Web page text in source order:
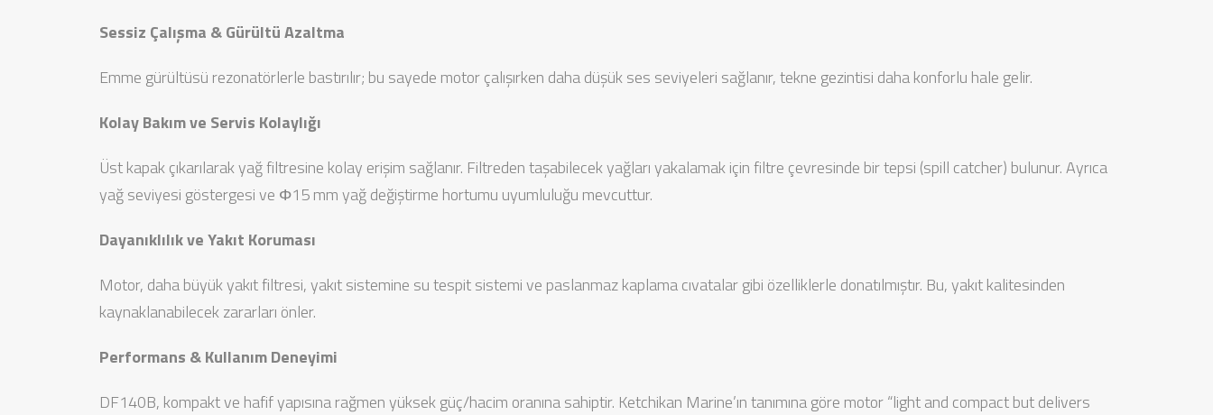
Sessiz Çalışma & Gürültü Azaltma
Emme gürültüsü rezonatörlerle bastırılır; bu sayede motor çalışırken daha düşük ses seviyeleri sağlanır, tekne gezintisi daha konforlu hale gelir.
Kolay Bakım ve Servis Kolaylığı
Üst kapak çıkarılarak yağ filtresine kolay erişim sağlanır. Filtreden taşabilecek yağları yakalamak için filtre çevresinde bir tepsi (spill catcher) bulunur. Ayrıca
yağ seviyesi göstergesi ve Φ15 mm yağ değiştirme hortumu uyumluluğu mevcuttur.
Dayanıklılık ve Yakıt Koruması
Motor, daha büyük yakıt filtresi, yakıt sistemine su tespit sistemi ve paslanmaz kaplama cıvatalar gibi özelliklerle donatılmıştır. Bu, yakıt kalitesinden
kaynaklanabilecek zararları önler.
Performans & Kullanım Deneyimi
DF140B, kompakt ve hafif yapısına rağmen yüksek güç/hacim oranına sahiptir. Ketchikan Marine’ın tanımına göre motor “light and compact but delivers